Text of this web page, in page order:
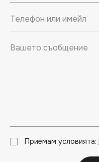
Приемам условията: